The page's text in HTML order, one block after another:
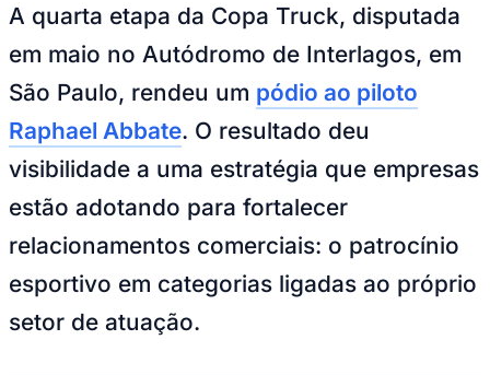
Copa América
Champions League
Premier League
Bundesliga
Times - Ir direto
A quarta etapa da Copa Truck, disputada
em maio no Autódromo de Interlagos, em
São Paulo, rendeu um pódio ao piloto
Raphael Abbate. O resultado deu
visibilidade a uma estratégia que empresas
estão adotando para fortalecer
relacionamentos comerciais: o patrocínio
esportivo em categorias ligadas ao próprio
setor de atuação.